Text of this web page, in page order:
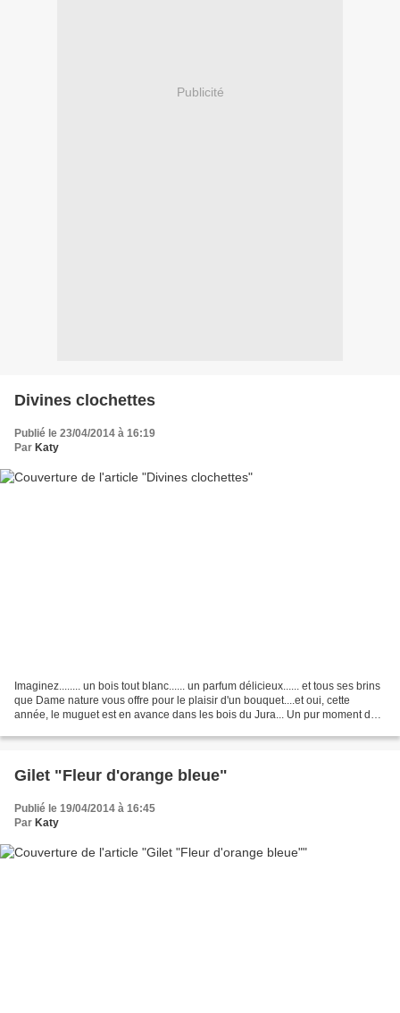
Publicité
Divines clochettes
Publié le 23/04/2014 à 16:19
Par Katy
Imaginez........ un bois tout blanc...... un parfum délicieux...... et tous ses brins
que Dame nature vous offre pour le plaisir d'un bouquet....et oui, cette
année, le muguet est en avance dans les bois du Jura... Un pur moment de
Gilet "Fleur d'orange bleue"
Publié le 19/04/2014 à 16:45
Par Katy